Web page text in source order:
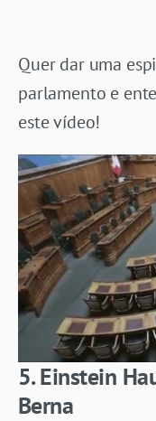
Quer dar uma
parlamento e
este vídeo!
5. Einstein
Berna